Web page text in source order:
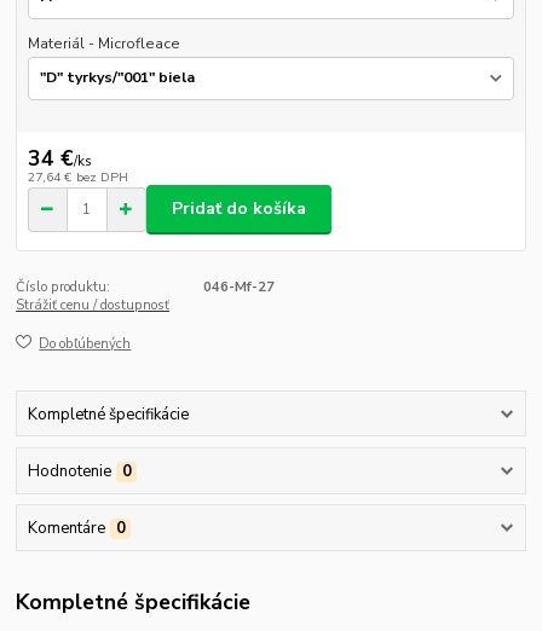
Materiál - Microfleace
34 €/ks
27,64 € bez DPH
Pridať do košíka
Číslo produktu:
046-Mf-27
Strážiť cenu / dostupnosť
Do obľúbených
Kompletné špecifikácie
Hodnotenie 0
Komentáre 0
Kompletné špecifikácie